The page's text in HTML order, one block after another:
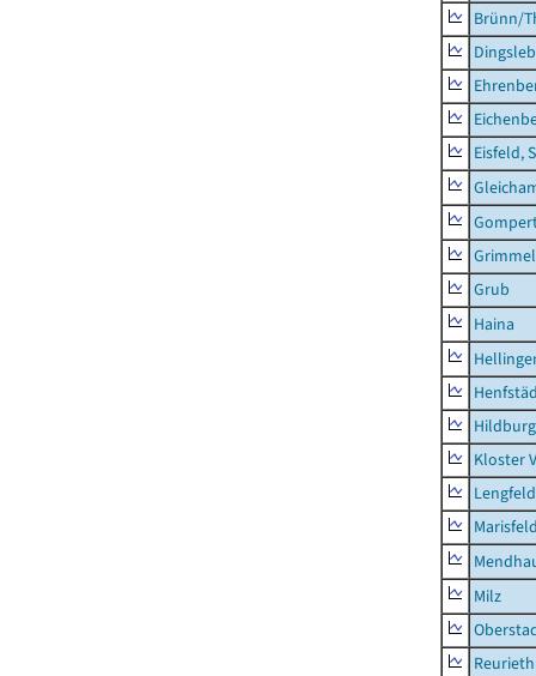
Brünn/
Eisfeld,
Grub
Haina
Kloster
Lengfeld
Milz
Reurieth